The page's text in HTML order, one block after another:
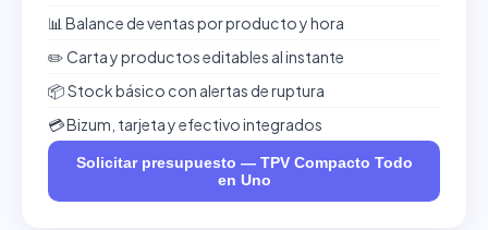
📊 Balance de ventas por producto y hora
✏️ Carta y productos editables al instante
📦 Stock básico con alertas de ruptura
💳 Bizum, tarjeta y efectivo integrados
Solicitar presupuesto — TPV Compacto Todo
en Uno